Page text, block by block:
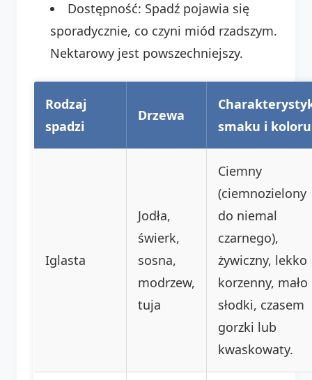
Dostępność: Spadź pojawia się
sporadycznie, co czyni miód rzadszym.
Nektarowy jest powszechniejszy.
Rodzaj
spadzi
Drzewa
smaku i koloru
Iglasta
Jodła,
świerk,
sosna,
modrzew,
tuja
Ciemny
(ciemnozielony
do niemal
czarnego),
żywiczny, lekko
korzenny, mało
słodki, czasem
gorzki lub
kwaskowaty.